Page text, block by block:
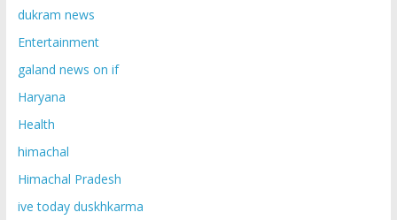
dukram news
Entertainment
galand news on if
Haryana
Health
himachal
Himachal Pradesh
ive today duskhkarma